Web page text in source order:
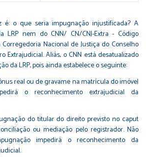
o que seria impugnação injustificada? A
LRP nem do CNN/ CN/CNJ-Extra - Código
Nacional de Justiça do Conselho
Extrajudicial. Aliás, o CNN está desatualizado
da LRP, pois ainda estabelece o seguinte:
real ou de gravame na matrícula do imóvel
o reconhecimento extrajudicial da
do titular do direito previsto no caput
ou mediação pelo registrador. Não
impedirá o reconhecimento da